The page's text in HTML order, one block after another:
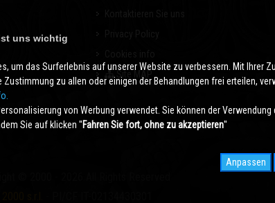
uns wichtig
um das Surferlebnis auf unserer Website zu verbessern. Mit
Zustimmung zu allen oder einigen der Behandlungen frei erteilen,
von Werbung verwendet. Sie können der
Sie auf klicken ''Fahren Sie fort, ohne zu akzeptieren''
Anpassen